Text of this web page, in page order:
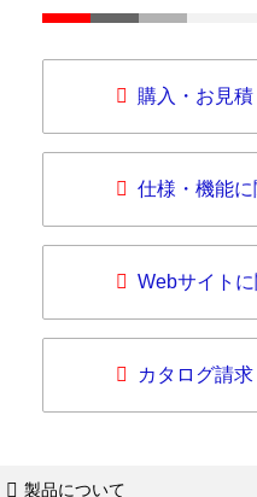
購入・お見
仕様・機能
Webサイト
カタログ請求
製品について